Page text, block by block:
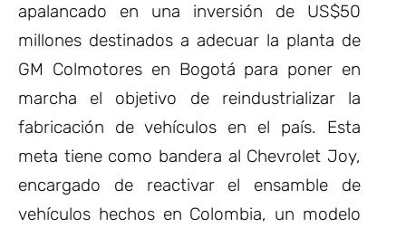
apalancado en una inversión de US$50
millones destinados a adecuar la planta de
GM Colmotores en Bogotá para poner en
marcha el objetivo de reindustrializar la
fabricación de vehículos en el país. Esta
meta tiene como bandera al Chevrolet Joy,
encargado de reactivar el ensamble de
vehículos hechos en Colombia, un modelo